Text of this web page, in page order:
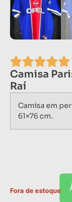
Camisa
Raí
Camisa em
61×76 cm.
Fora de estoque